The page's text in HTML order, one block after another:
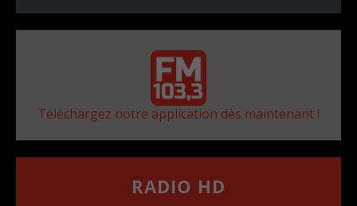
Téléchargez notre application dès maintenant !
RADIO HD